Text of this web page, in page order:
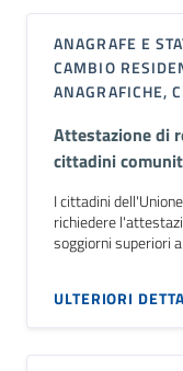
ANAGRAFE E
CAMBIO
ANAGRAFICHE,
Attestazione di
cittadini
I cittadini
richiedere
soggiorni superiori
ULTERIORI